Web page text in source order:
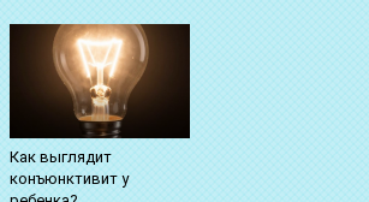
Как выглядит
конъюнктивит у